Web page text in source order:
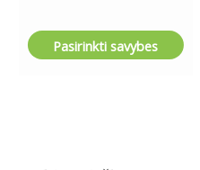
Pasirinkti savybes